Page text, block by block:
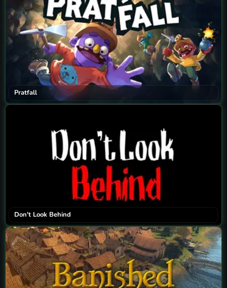
Pratfall
Don't Look Behind